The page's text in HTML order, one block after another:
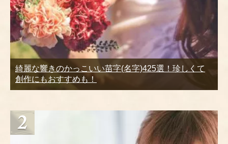
綺麗な響きのかっこいい苗字(名字)425選！珍しくて
創作にもおすすめも！